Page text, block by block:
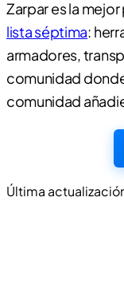
Zarpar es la
lista séptima:
armadores,
comunidad
comunidad
Última